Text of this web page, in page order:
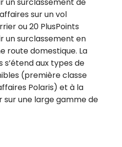
sur un vol
ou 20 PlusPoints
un surclassement en
route domestique. La
s’étend aux types de
(première classe
Polaris) et à la
sur une large gamme de